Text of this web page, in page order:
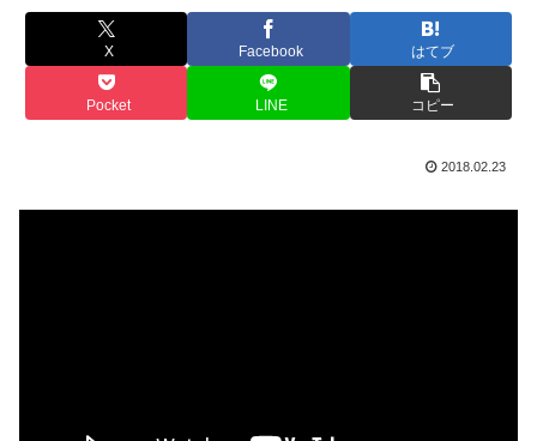
X Facebook はてブ
Pocket LINE コピー
2018.02.23